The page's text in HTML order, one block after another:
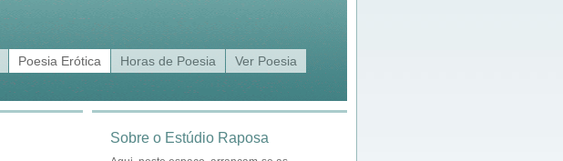
Poesia Erótica Horas de Poesia Ver Poesia
Sobre o Estúdio Raposa